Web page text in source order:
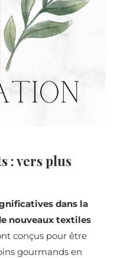
: vers plus
dans la
nouveaux textiles
conçus pour être
gourmands en